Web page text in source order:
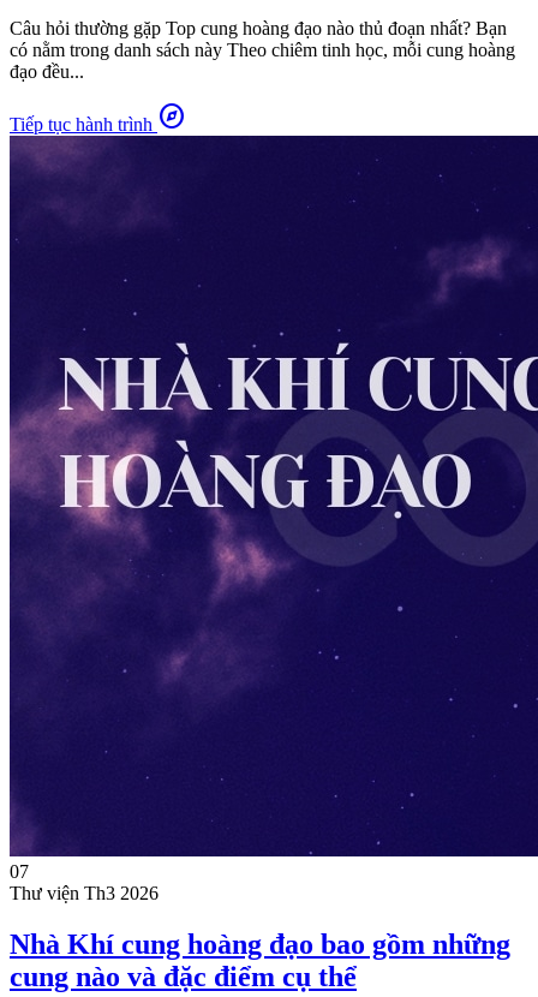
Câu hỏi thường gặp Top cung hoàng đạo nào thủ đoạn nhất? Bạn
có nằm trong danh sách này Theo chiêm tinh học, mỗi cung hoàng
đạo đều...
Tiếp tục hành trình explore
07
Thư viện Th3 2026
Nhà Khí cung hoàng đạo bao gồm những
cung nào và đặc điểm cụ thể